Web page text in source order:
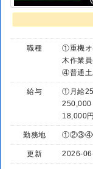
職種
①重機オ
木作業
④普通土
給与
①月給
18,000円
勤務地 ①②③④⑤
更新 2026-